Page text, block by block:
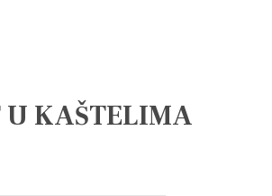
KAŠTELIMA